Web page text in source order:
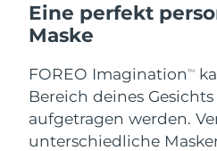
Eine perfekt
Maske
FOREO ImaginationTM
Bereich deines
aufgetragen werden.
unterschiedliche
Vereinigtes
Königreich
Vereinigte Staaten
Usbekistan